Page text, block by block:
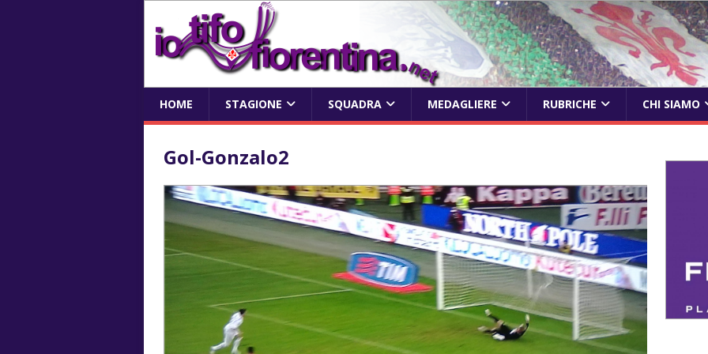
HOME STAGIONE SQUADRA MEDAGLIERE RUBRICHE CHI SIAMO
Gol-Gonzalo2